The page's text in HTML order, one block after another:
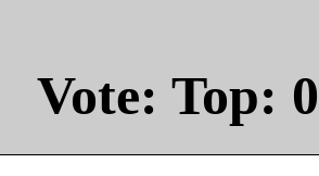
Vote: Top: 0